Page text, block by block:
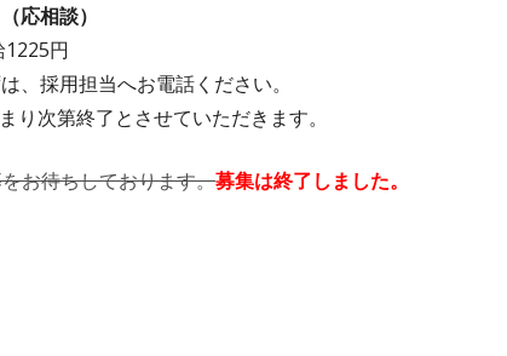
き
ま
き
ま
応相談）
円
採用担当へお電話ください。
り次第終了とさせていただきます。
お待ちしております。募集は終了しました。